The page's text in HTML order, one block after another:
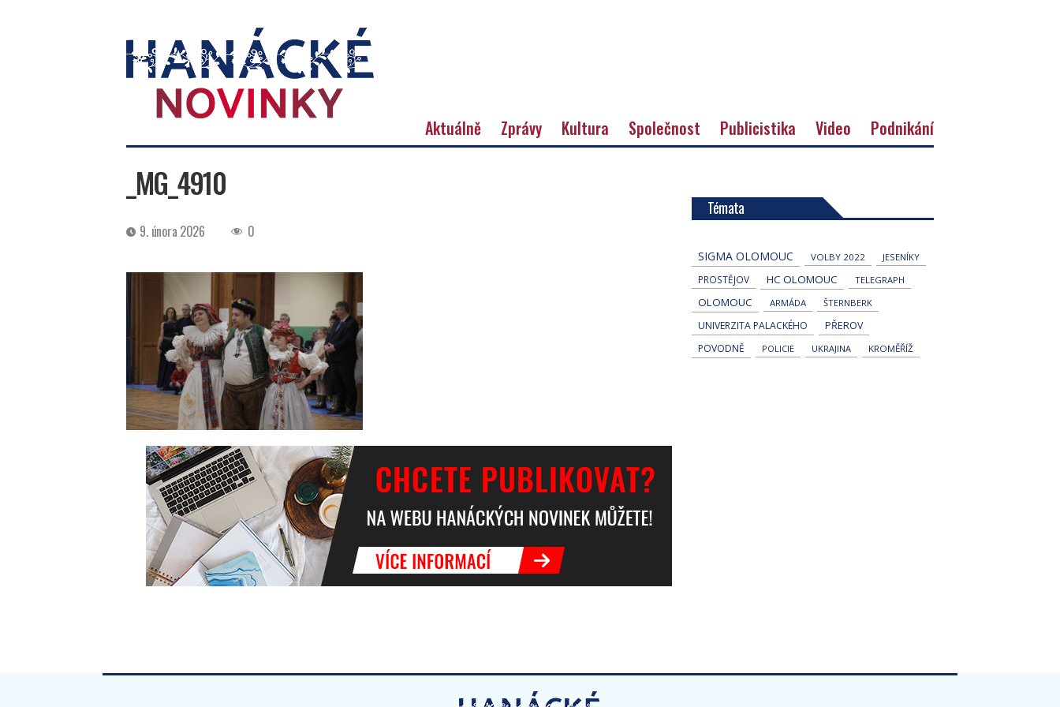
novinky
Aktuálně Zprávy Kultura Společnost Publicistika Video Podnikání
_MG_4910
Datum
příspěvku
9. února 2026 0
Témata
SIGMA OLOMOUC VOLBY 2022 JESENÍKY
PROSTĚJOV HC OLOMOUC TELEGRAPH
OLOMOUC ARMÁDA ŠTERNBERK
UNIVERZITA PALACKÉHO
PŘEROV
POVODNĚ
POLICIE UKRAJINA KROMĚŘÍŽ